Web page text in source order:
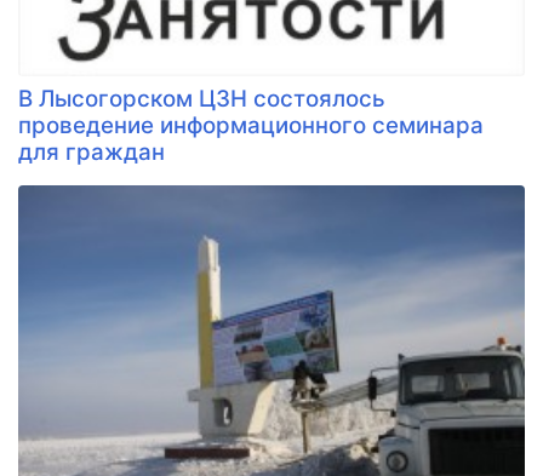
В Лысогорском ЦЗН состоялось
проведение информационного семинара
для граждан